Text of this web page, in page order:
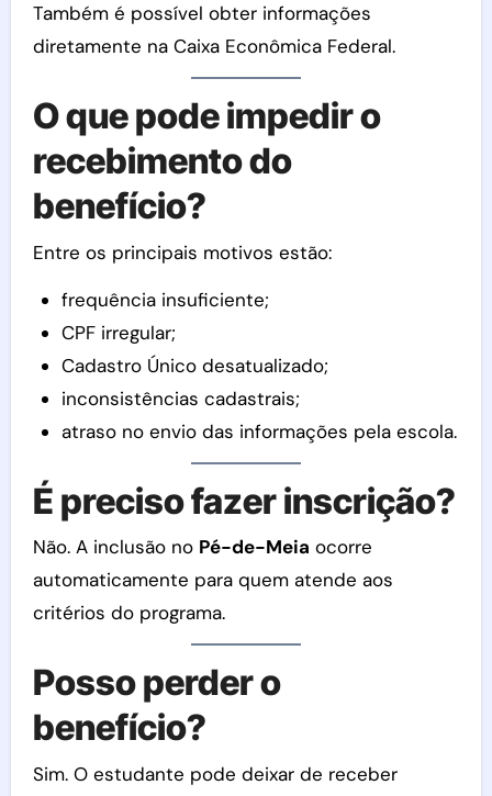
Também é possível obter informações
diretamente na Caixa Econômica Federal.
O que pode impedir o
recebimento do
benefício?
Entre os principais motivos estão:
frequência insuficiente;
CPF irregular;
Cadastro Único desatualizado;
inconsistências cadastrais;
atraso no envio das informações pela escola.
É preciso fazer inscrição?
Não. A inclusão no Pé-de-Meia ocorre
automaticamente para quem atende aos
critérios do programa.
Posso perder o
benefício?
Sim. O estudante pode deixar de receber